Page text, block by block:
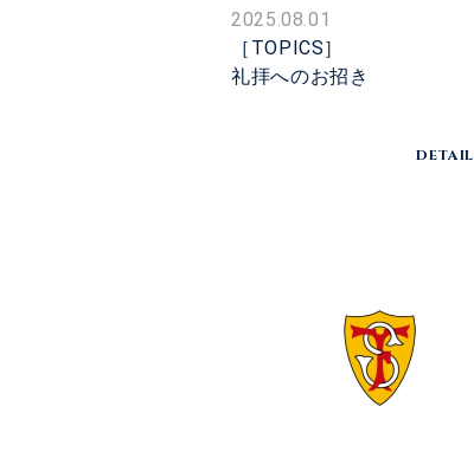
2025.08.01
［TOPICS］
礼拝へのお招き
DETAIL